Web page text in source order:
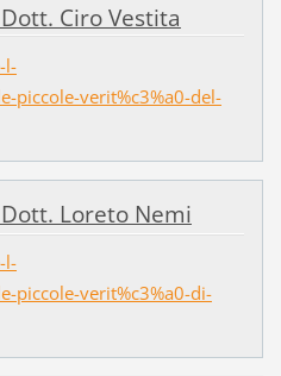
Ciro Vestita
l-
piccole-verit%c3%a0-del-
Loreto Nemi
l-
piccole-verit%c3%a0-di-